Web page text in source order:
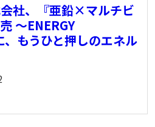
社、『亜鉛×マルチビ
〜ENERGY
、もうひと押しのエネル